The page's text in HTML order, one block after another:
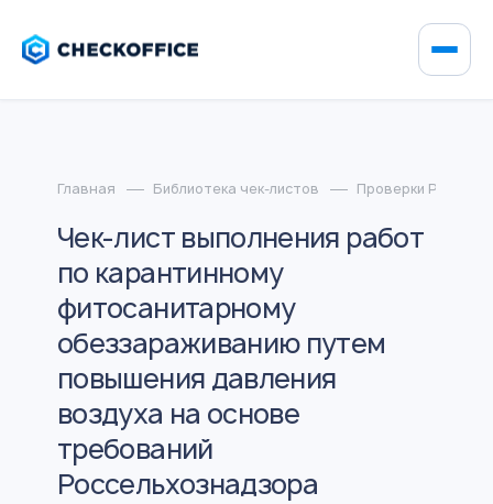
Главная Библиотека чек-листов Проверки
Чек-лист выполнения работ
по карантинному
фитосанитарному
обеззараживанию путем
повышения давления
воздуха на основе
требований
Россельхознадзора